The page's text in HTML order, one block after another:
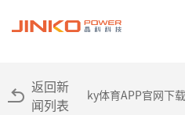
返回新
闻列表
ky体育APP官网下